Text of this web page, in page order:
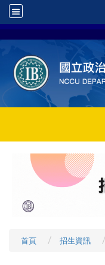
首頁 招生資訊